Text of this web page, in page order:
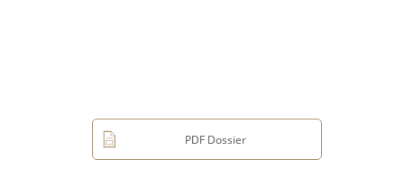
PDF Dossier